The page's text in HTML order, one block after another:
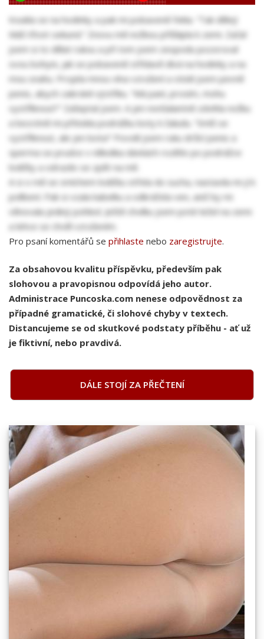
Koukla se na hodinky a pak mi pobaveně řekla. “Tak dělej!
Máš třicet sekund.” Znovu mě nožkou přišlápla k zemi. Začal
jsem si to dělat rukou a při tom jsem zespodu pozoroval
svou bohyni, jak se pobaveně střídavě dívá na hodinky a na
mou snahu. Projela mnou vlna vzrušení a stiskl jsem pevně
penis, abych zabránil výstřiku. “Má paní, prosím, mohu
vystříknout?” Zašeptal jsem. A jen nonšalantně zdvihla nožku
a bezcitně mi přitiskla podrážku boty k žaludu. “Smíš se
vystříknout, ale jen botu!” Povolil jsem ruku držící penis a
sperma se prudce v několika dávkách rozlítlo po podrážce
lodičky a odrazilo se zpět na mě.
A si o mě se smíchem lodičku otřela do sucha, nastavila mi jí k
políbení. Pak si vzala kabelku a odkráčela ven, aniž by mi
věnovala jediný pohled. Ještě chvilku jsem poté ležel na zemi
a lehce se chvěl vzrušením.
Pro psaní komentářů se přihlaste nebo zaregistrujte.
Za obsahovou kvalitu příspěvku, především pak
slohovou a pravopisnou odpovídá jeho autor.
Administrace Puncoska.com nenese odpovědnost za
případné gramatické, či slohové chyby v textech.
Distancujeme se od skutkové podstaty příběhu - ať už
je fiktivní, nebo pravdivá.
DÁLE STOJÍ ZA PŘEČTENÍ